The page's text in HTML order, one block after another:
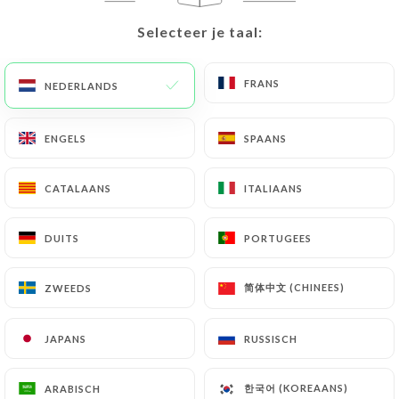
Selecteer je taal:
NEDERLANDS FRANS
ENGELS SPAANS
CATALAANS ITALIAANS
DUITS PORTUGEES
ZWEEDS 简体中文 (CHINEES)
JAPANS RUSSISCH
ARABISCH 한국어 (KOREAANS)
Contact
Terra Brasil
Selecteer je taal:
NEDERLANDS FRANS
ENGELS SPAANS
CATALAANS ITALIAANS
DUITS PORTUGEES
ZWEEDS 简体中文 (CHINEES)
JAPANS RUSSISCH
ARABISCH 한국어 (KOREAANS)